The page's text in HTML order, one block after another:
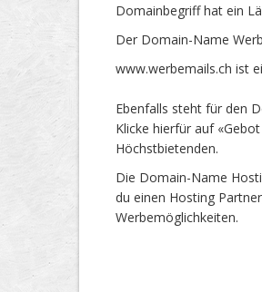
Domainbegriff hat ein
Der Domain-Name
www.werbemails.ch ist
Ebenfalls steht für den
Klicke hierfür auf
Höchstbietenden.
Die Domain-Name
du einen Hosting
Werbemöglichkeiten.